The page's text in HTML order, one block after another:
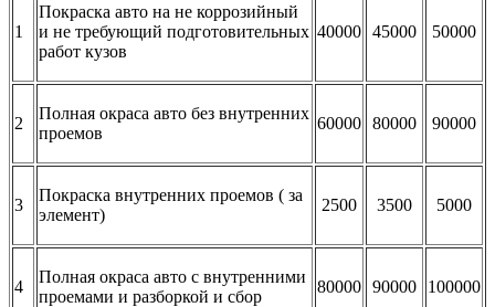
1
Покраска авто на не коррозийный
и не требующий подготовительных
работ кузов
40000 45000 50000
2
Полная окраса авто без внутренних
проемов
60000 80000 90000
3
Покраска внутренних проемов ( за
элемент)
2500 3500 5000
4
Полная окраса авто с внутренними
проемами и разборкой и сбор
80000 90000 100000